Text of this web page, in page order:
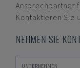
Ansprechpartner
Kontaktieren Sie
NEHMEN SIE